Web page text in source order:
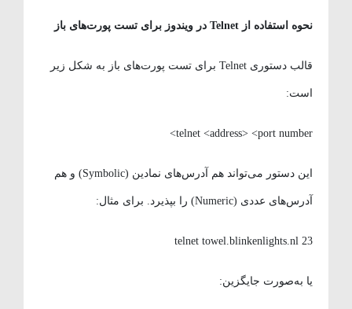
نحوه استفاده از در ویندوز برای تست پورت‌های باز
قالب دستوری Telnet برای تست پورت‌های باز به شکل زیر
است:
telnet <address> <port number>
این دستور می‌تواند هم آدرس‌های نمادین (Symbolic) و هم
آدرس‌های عددی (Numeric) را بپذیرد. برای مثال:
telnet towel.blinkenlights.nl 23
یا به‌صورت جایگزین: